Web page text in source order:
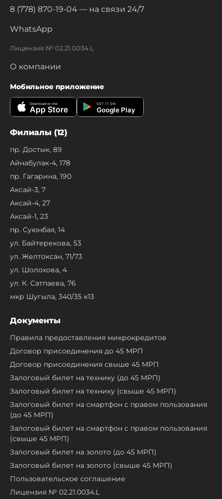
8 (778) 870-19-04 — на связи 24/7
WhatsApp
Лицензия № 02.21.0034.L
О компании
Мобильное приложение
Download on the
App Store
GET IT ON
Google Play
Филиалы (12)
пр. Достык, 89
Айнабулак-4, 178
пр. Гагарина, 190
Аксай-3, 7
Аксай-4, 27
Аксай-1, 23
пр. Суюнбая, 14
ул. Байтерекова, 53
ул. Желтоксан, 71/73
ул. Шолохова, 4
ул. К. Сатпаева, 76
мкр Шугыла, 340/35 к13
Документы
Правила предоставления микрокредитов
Договор присоединения до 45 МРП
Договор присоединения свыше 45 МРП
Залоговый билет на технику (до 45 МРП)
Залоговый билет на технику (свыше 45 МРП)
Залоговый билет на смартфон с правом пользования
(до 45 МРП)
Залоговый билет на смартфон с правом пользования
(свыше 45 МРП)
Залоговый билет на золото (до 45 МРП)
Залоговый билет на золото (свыше 45 МРП)
Пользовательское соглашение
Лицензия № 02.21.0034.L